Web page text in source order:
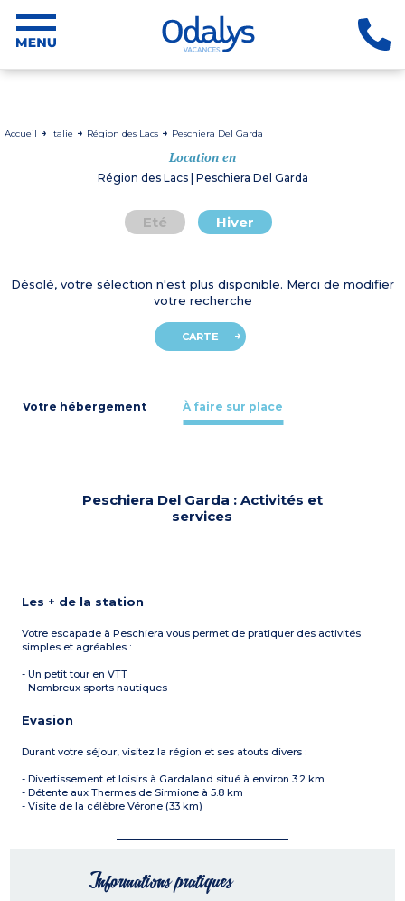
Accueil Italie Région des Lacs Peschiera Del Garda
Location en
Région des Lacs | Peschiera Del Garda
Eté Hiver
Désolé, votre sélection n'est plus disponible. Merci de modifier
votre recherche
CARTE
Votre hébergement À faire sur place
Peschiera Del Garda : Activités et
services
Les + de la station
Votre escapade à Peschiera vous permet de pratiquer des activités
simples et agréables :
- Un petit tour en VTT
- Nombreux sports nautiques
Evasion
Durant votre séjour, visitez la région et ses atouts divers :
- Divertissement et loisirs à Gardaland situé à environ 3.2 km
- Détente aux Thermes de Sirmione à 5.8 km
- Visite de la célèbre Vérone (33 km)
Informations pratiques